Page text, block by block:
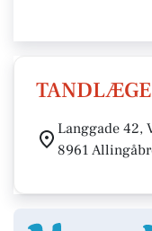
Langgade 42,
8961